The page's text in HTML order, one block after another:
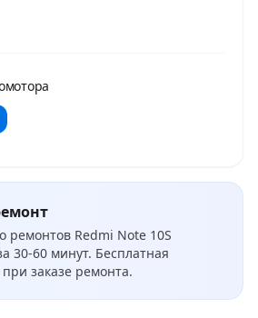
ремонтов Redmi Note 10S
30-60 минут. Бесплатная
заказе ремонта.